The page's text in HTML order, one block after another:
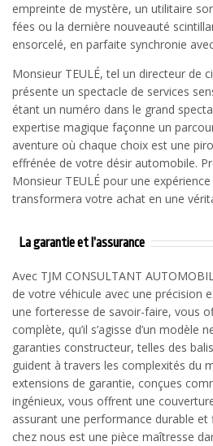
empreinte de mystère, un utilitaire
fées ou la dernière nouveauté
ensorcelé, en parfaite synchronie
Monsieur TEULÉ, tel un directeur de
présente un spectacle de services
étant un numéro dans le grand
expertise magique façonne un
aventure où chaque choix est une
effrénée de votre désir automobile.
Monsieur TEULÉ pour une
transformera votre achat en une
La garantie et l’assurance
Avec TJM CONSULTANT
de votre véhicule avec une précision
une forteresse de savoir-faire, vous
complète, qu’il s’agisse d’un modèle
garanties constructeur, telles des
guident à travers les complexités du
extensions de garantie, conçues
ingénieux, vous offrent une
assurant une performance durable et
chez nous est une pièce maîtresse